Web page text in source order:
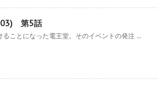
第5話
ことになった電王堂。そのイベントの発注 ...